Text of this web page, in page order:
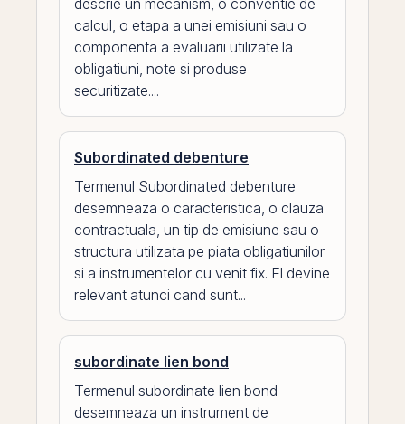
descrie un mecanism, o conventie de
calcul, o etapa a unei emisiuni sau o
componenta a evaluarii utilizate la
obligatiuni, note si produse
securitizate....
Subordinated debenture
Termenul Subordinated debenture
desemneaza o caracteristica, o clauza
contractuala, un tip de emisiune sau o
structura utilizata pe piata obligatiunilor
si a instrumentelor cu venit fix. El devine
relevant atunci cand sunt...
subordinate lien bond
Termenul subordinate lien bond
desemneaza un instrument de